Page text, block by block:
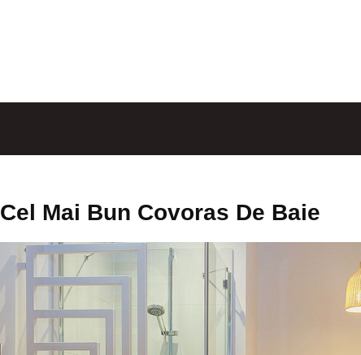
Cel Mai Bun Covoras De Baie